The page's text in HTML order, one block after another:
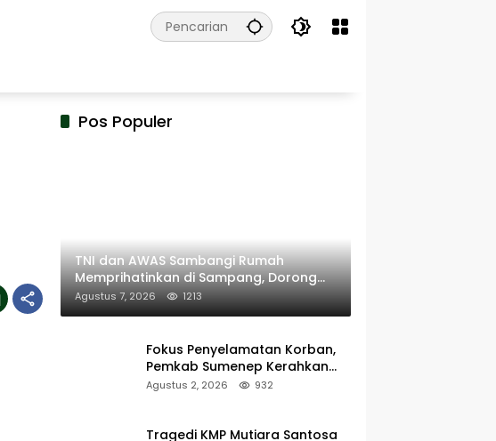
Pos Populer
TNI dan AWAS Sambangi Rumah
Memprihatinkan di Sampang, Dorong
Pemerintah Beri Bantuan RTLH
Agustus 7, 2026 1213
Fokus Penyelamatan Korban,
Pemkab Sumenep Kerahkan
Tim Medis dan Ambulans ke
Agustus 2, 2026 932
Tragedi KMP Mutiara Santosa